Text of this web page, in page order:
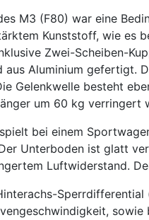
M3 (F80) war eine
Kunststoff, wie es
Zwei-Scheiben-
aus Aluminium gefertigt.
Gelenkwelle besteht
um 60 kg verringert
bei einem
Unterboden ist glatt
Luftwiderstand.